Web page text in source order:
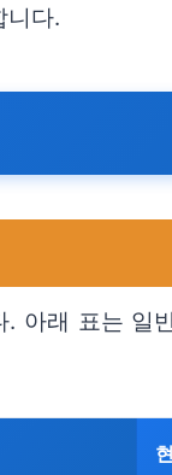
니다.
아래 표는 일